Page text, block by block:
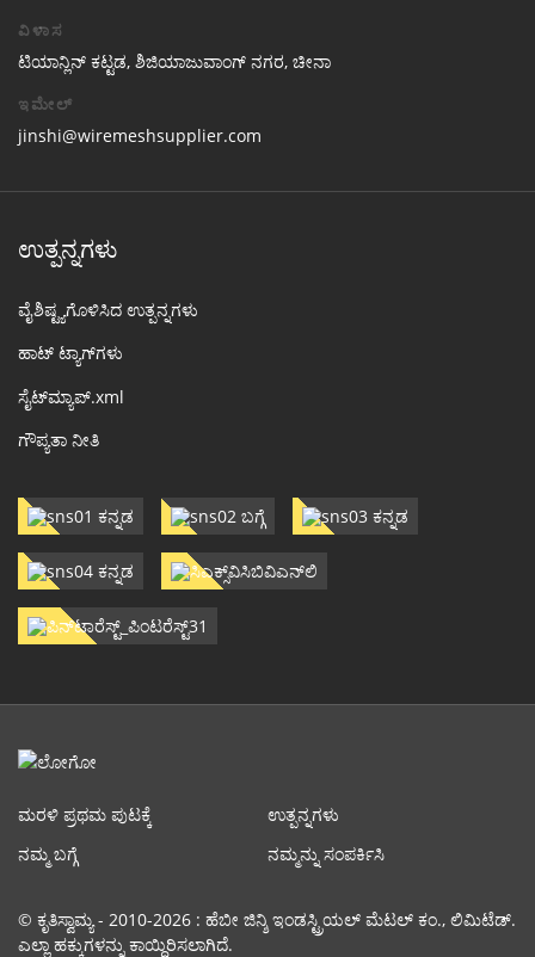
ವಿಳಾಸ
ಟಿಯಾನ್ಲಿನ್ ಕಟ್ಟಡ, ಶಿಜಿಯಾಜುವಾಂಗ್ ನಗರ, ಚೀನಾ
ಇಮೇಲ್
jinshi@wiremeshsupplier.com
ಉತ್ಪನ್ನಗಳು
ವೈಶಿಷ್ಟ್ಯಗೊಳಿಸಿದ ಉತ್ಪನ್ನಗಳು
ಹಾಟ್ ಟ್ಯಾಗ್‌ಗಳು
ಸೈಟ್‌ಮ್ಯಾಪ್.xml
ಗೌಪ್ಯತಾ ನೀತಿ
ಮರಳಿ ಪ್ರಥಮ ಪುಟಕ್ಕೆ
ಉತ್ಪನ್ನಗಳು
ನಮ್ಮ ಬಗ್ಗೆ
ನಮ್ಮನ್ನು ಸಂಪರ್ಕಿಸಿ
© ಕೃತಿಸ್ವಾಮ್ಯ - 2010-2026 : ಹೆಬೀ ಜಿನ್ಶಿ ಇಂಡಸ್ಟ್ರಿಯಲ್ ಮೆಟಲ್ ಕಂ., ಲಿಮಿಟೆಡ್.
ಎಲ್ಲಾ ಹಕ್ಕುಗಳನ್ನು ಕಾಯ್ದಿರಿಸಲಾಗಿದೆ.